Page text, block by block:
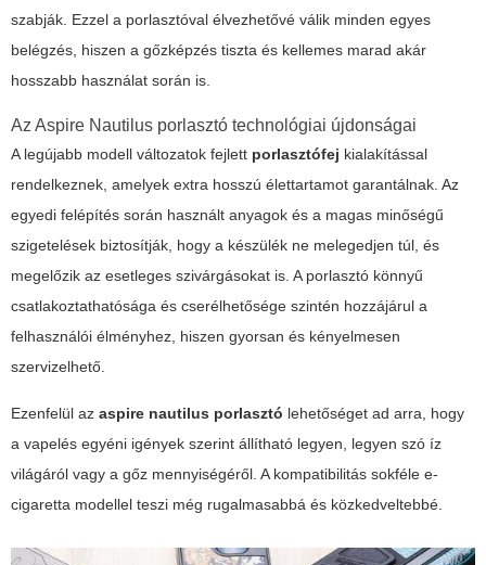
szabják. Ezzel a porlasztóval élvezhetővé válik minden egyes
belégzés, hiszen a gőzképzés tiszta és kellemes marad akár
hosszabb használat során is.
Az Aspire Nautilus porlasztó technológiai újdonságai
A legújabb modell változatok fejlett porlasztófej kialakítással
rendelkeznek, amelyek extra hosszú élettartamot garantálnak. Az
egyedi felépítés során használt anyagok és a magas minőségű
szigetelések biztosítják, hogy a készülék ne melegedjen túl, és
megelőzik az esetleges szivárgásokat is. A porlasztó könnyű
csatlakoztathatósága és cserélhetősége szintén hozzájárul a
felhasználói élményhez, hiszen gyorsan és kényelmesen
szervizelhető.
Ezenfelül az aspire nautilus porlasztó lehetőséget ad arra, hogy
a vapelés egyéni igények szerint állítható legyen, legyen szó íz
világáról vagy a gőz mennyiségéről. A kompatibilitás sokféle e-
cigaretta modellel teszi még rugalmasabbá és közkedveltebbé.